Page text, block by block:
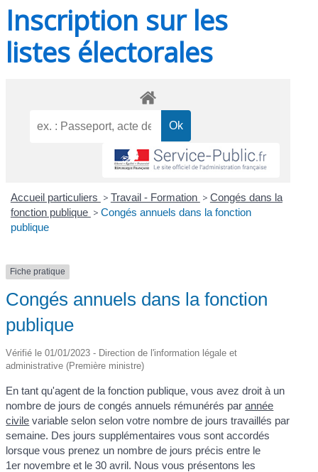
Inscription sur les
listes électorales
Accueil particuliers > Travail - Formation > Congés dans la
fonction publique > Congés annuels dans la fonction
publique
Fiche pratique
Congés annuels dans la fonction
publique
Vérifié le 01/01/2023 - Direction de l'information légale et
administrative (Première ministre)
En tant qu'agent de la fonction publique, vous avez droit à un
nombre de jours de congés annuels rémunérés parannée
civile variable selon selon votre nombre de jours travaillés par
semaine. Des jours supplémentaires vous sont accordés
lorsque vous prenez un nombre de jours précis entre le
1er novembre et le 30 avril. Nous vous présentons les